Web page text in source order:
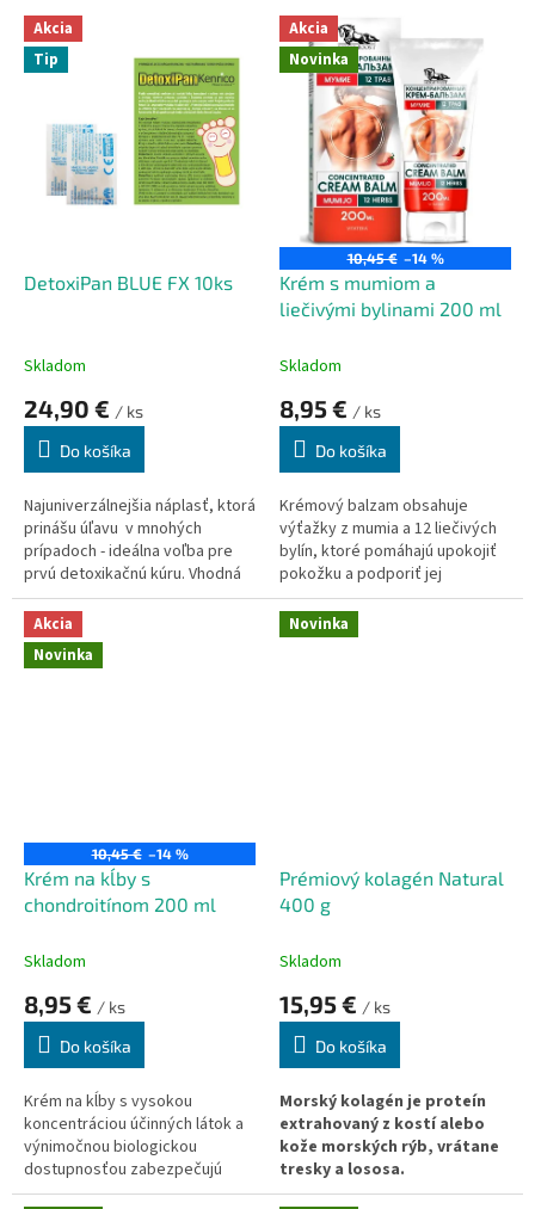
nV
p
Akcia
Tip
DetoxiPan BLUE FX 10ks
Skladom
24,90 € / ks
Do košíka
Najuniverzálnejšia náplasť, ktorá
prinášu úľavu v mnohých
prípadoch - ideálna voľba pre
prvú detoxikačnú kúru. Vhodná
aj pre alergikov. Jediná náplasť,
ktorá obsahuje až 81%
vzácneho bambusového a
drevného octu....
Akcia
Novinka
10,45 € –14 %
Krém s mumiom a
liečivými bylinami 200 ml
Skladom
8,95 € / ks
Do košíka
Krémový balzam obsahuje
výťažky z mumia a 12 liečivých
bylín, ktoré pomáhajú upokojiť
pokožku a podporiť jej
prirodzené regeneračné
procesy.
Akcia
Novinka
10,45 € –14 %
Krém na kĺby s
chondroitínom 200 ml
Skladom
8,95 € / ks
Do košíka
Krém na kĺby s vysokou
koncentráciou účinných látok a
výnimočnou biologickou
dostupnosťou zabezpečujú
vysokú účinnosť krému.
Novinka
Prémiový kolagén Natural
400 g
Skladom
15,95 € / ks
Do košíka
Morský kolagén je proteín
extrahovaný z kostí alebo
kože morských rýb, vrátane
tresky a lososa.